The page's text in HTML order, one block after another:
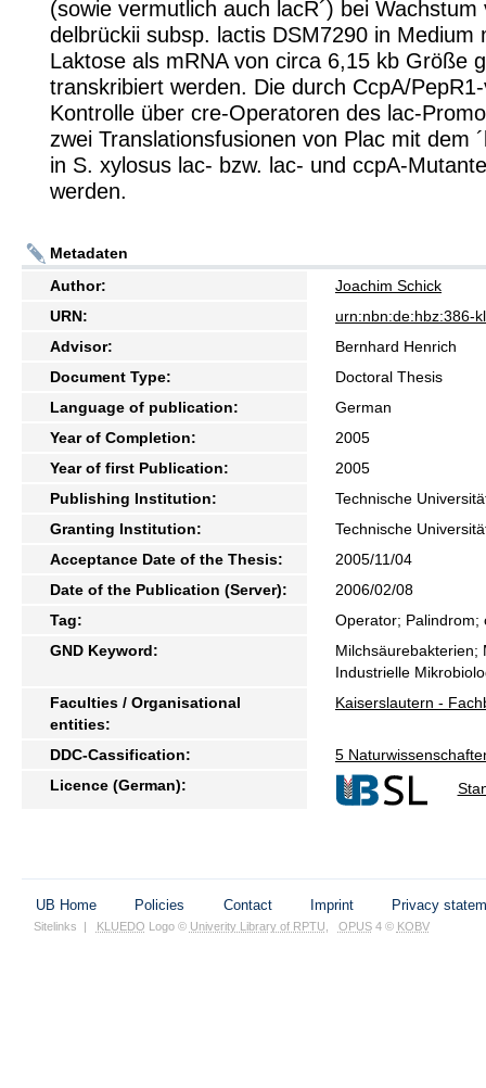
(sowie vermutlich auch lacR´) bei Wachstum
delbrückii subsp. lactis DSM7290 in Medium
Laktose als mRNA von circa 6,15 kb Größe
transkribiert werden. Die durch CcpA/
Kontrolle über cre-Operatoren des lac-
zwei Translationsfusionen von Plac mit dem
in S. xylosus lac- bzw. lac- und ccpA-
werden.
Metadaten
Author:
Joachim Schick
URN:
urn:nbn:de:hbz:386-
Advisor:
Bernhard Henrich
Document Type:
Doctoral Thesis
Language of publication:
German
Year of Completion:
2005
Year of first Publication:
2005
Publishing Institution:
Technische
Granting Institution:
Technische
Acceptance Date of the Thesis:
2005/11/04
Date of the Publication (Server):
2006/02/08
Tag:
Operator; Palindrom;
GND Keyword:
Milchsäurebakterien;
Industrielle
Faculties / Organisational
entities:
Kaiserslautern -
DDC-Cassification:
5
Licence (German):
UB Home Policies Contact Imprint Privacy
Sitelinks | KLUEDO Logo © Univerity Library of RPTU OPUS4 © KOBV